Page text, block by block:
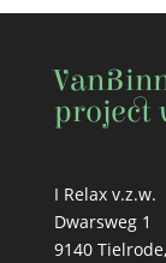
project
I Relax v.z.w.
Dwarsweg 1
9140